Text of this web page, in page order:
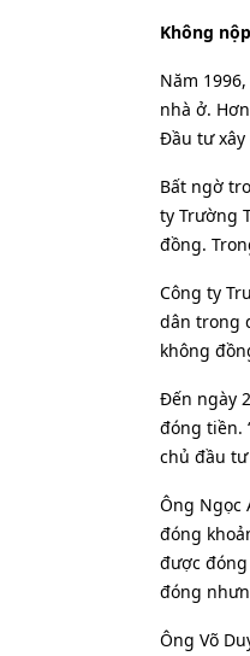
Không
Năm
nhà ở.
Đầu tư
Bất ngờ
ty Trường
đồng.
Công ty
dân trong
không
Đến ngày
đóng tiền.
chủ đầu
Ông Ngọc
đóng
được
đóng
Ông Võ